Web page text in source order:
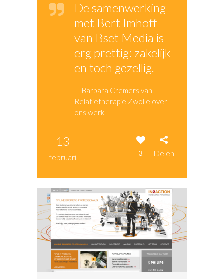
De samenwerking
met Bert Imhoff
van Bset Media is
erg prettig: zakelijk
en toch gezellig.
— Barbara Cremers van
Relatietherapie Zwolle over
ons werk
13
februari 3 Delen